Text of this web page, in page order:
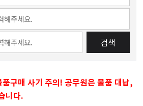
검색
구매 사기 주의! 공무원은 물품 대납,
니다.